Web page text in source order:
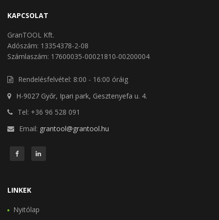
KAPCSOLAT
GranTOOL Kft.
Adószám: 13354378-2-08
Számlaszám: 17600035-00021810-00200004
Rendelésfelvétel: 8:00 - 16:00 óráig
H-9027 Győr, Ipari park, Gesztenyefa u. 4.
Tel: +36 96 528 091
Email: grantool@grantool.hu
LINKEK
Nyitólap